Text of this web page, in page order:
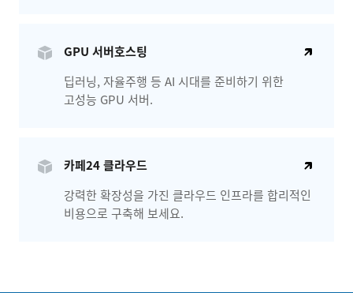
GPU 서버호스팅
딥러닝, 자율주행 등 AI 시대를 준비하기 위한
고성능 GPU 서버.
카페24 클라우드
강력한 확장성을 가진 클라우드 인프라를 합리적인
비용으로 구축해 보세요.